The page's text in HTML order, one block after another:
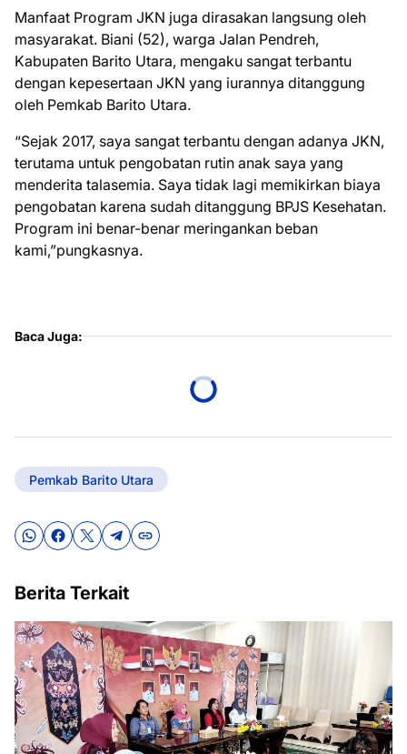
Manfaat Program JKN juga dirasakan langsung oleh
masyarakat. Biani (52), warga Jalan Pendreh,
Kabupaten Barito Utara, mengaku sangat terbantu
dengan kepesertaan JKN yang iurannya ditanggung
oleh Pemkab Barito Utara.
“Sejak 2017, saya sangat terbantu dengan adanya JKN,
terutama untuk pengobatan rutin anak saya yang
menderita talasemia. Saya tidak lagi memikirkan biaya
pengobatan karena sudah ditanggung BPJS Kesehatan.
Program ini benar-benar meringankan beban
kami,”pungkasnya.
Baca Juga:
Pemkab Barito Utara
Berita Terkait